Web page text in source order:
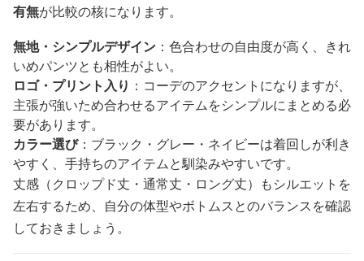
有無が比較の核になります。
無地・シンプルデザイン ：色合わせの自由度が高く、きれ
いめパンツとも相性がよい。
ロゴ・プリント入り ：コーデのアクセントになりますが、
主張が強いため合わせるアイテムをシンプルにまとめる必
要があります。
カラー選び：ブラック・グレー・ネイビーは着回しが利き
やすく、手持ちのアイテムと馴染みやすいです。
丈感（クロップド丈・通常丈・ロング丈）もシルエットを
左右するため、自分の体型やボトムスとのバランスを確認
しておきましょう。